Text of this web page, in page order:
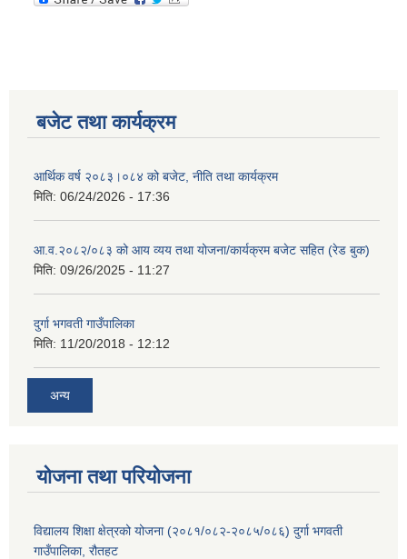
बजेट तथा कार्यक्रम
आर्थिक वर्ष २०८३।०८४ को बजेट, नीति तथा कार्यक्रम
मिति: 06/24/2026 - 17:36
आ.व.२०८२/०८३ को आय व्यय तथा योजना/कार्यक्रम बजेट सहित (रेड बुक)
मिति: 09/26/2025 - 11:27
दुर्गा भगवती गाउँपालिका
मिति: 11/20/2018 - 12:12
अन्य
योजना तथा परियोजना
विद्यालय शिक्षा क्षेत्रको योजना (२०८१/०८२-२०८५/०८६) दुर्गा भगवती
गाउँपालिका, रौतहट